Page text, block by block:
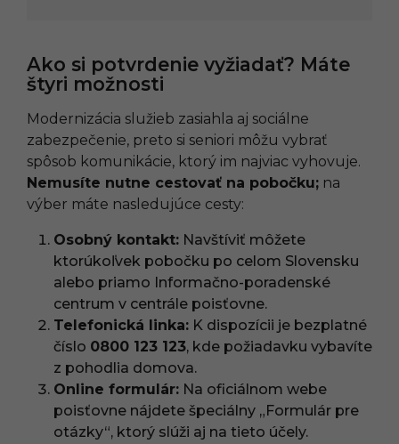
Ako si potvrdenie vyžiadať? Máte
štyri možnosti
Modernizácia služieb zasiahla aj sociálne
zabezpečenie, preto si seniori môžu vybrať
spôsob komunikácie, ktorý im najviac vyhovuje.
Nemusíte nutne cestovať na pobočku; na
výber máte nasledujúce cesty:
Osobný kontakt: Navštíviť môžete
ktorúkoľvek pobočku po celom Slovensku
alebo priamo Informačno-poradenské
centrum v centrále poisťovne.
Telefonická linka: K dispozícii je bezplatné
číslo 0800 123 123, kde požiadavku vybavíte
z pohodlia domova.
Online formulár: Na oficiálnom webe
poisťovne nájdete špeciálny „Formulár pre
otázky“, ktorý slúži aj na tieto účely.